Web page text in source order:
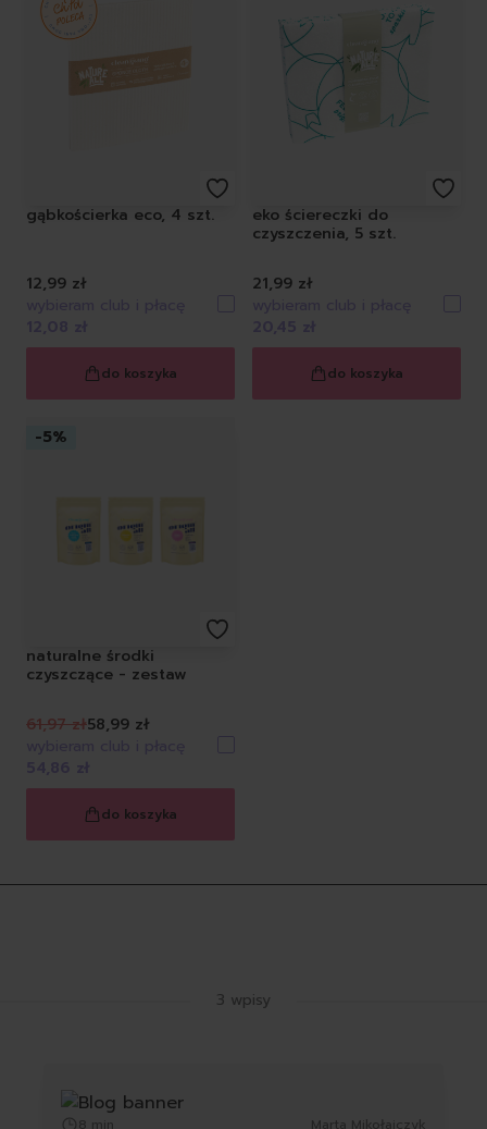
gąbkościerka eco, 4 szt.
12,99 zł
do koszyka
eko ściereczki do
czyszczenia, 5 szt.
21,99 zł
do koszyka
-5%
naturalne środki
czyszczące - zestaw
61,97 zł58,99 zł
do koszyka
3 wpisy
8 min Marta Mikołajczyk